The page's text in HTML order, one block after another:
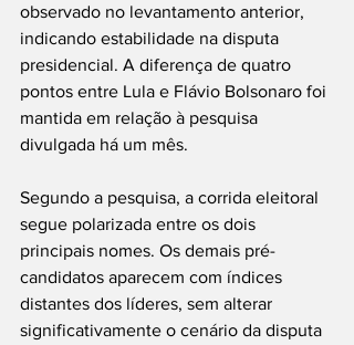
observado no levantamento anterior,
indicando estabilidade na disputa
presidencial. A diferença de quatro
pontos entre Lula e Flávio Bolsonaro foi
mantida em relação à pesquisa
divulgada há um mês.
Segundo a pesquisa, a corrida eleitoral
segue polarizada entre os dois
principais nomes. Os demais pré-
candidatos aparecem com índices
distantes dos líderes, sem alterar
significativamente o cenário da disputa